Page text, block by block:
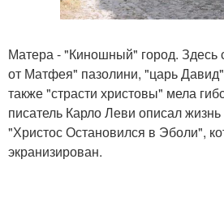
Матера - "Киношный" город. Здесь
от Матфея" пазолини, "царь
также "страсти христовы" мела
писатель Карло Леви описал
"Христос Остановился в Эболи",
экранизирован.